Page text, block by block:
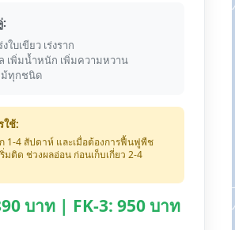
งใบเขียว เร่งราก
เพิ่มน้ำหนัก เพิ่มความหวาน
ม้ทุกชนิด
ใช้:
1-4 สัปดาห์ และเมื่อต้องการฟื้นฟูพืช
ริ่มติด ช่วงผลอ่อน ก่อนเก็บเกี่ยว 2-4
บาท | FK-3: 950 บาท